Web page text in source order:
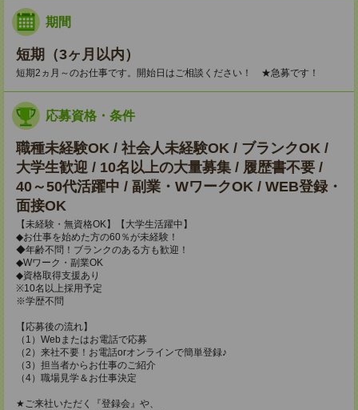
期間
短期（3ヶ月以内）
短期2ヵ月～のお仕事です。開始日はご相談ください！ ★急募です！
応募資格・条件
職種未経験OK / 社会人未経験OK / ブランクOK /
大学生歓迎 / 10名以上の大量募集 / 履歴書不要 /
40～50代活躍中 / 副業・WワークOK / WEB登録・
面接OK
【未経験・無資格OK】【大学生活躍中】
◆お仕事を始めた方の60％が未経験！
◆年齢不問！ブランクのある方も歓迎！
◆Wワーク・副業OK
◆資格取得支援あり
※10名以上採用予定
※学歴不問
【応募後の流れ】
（1）Webまたはお電話で応募
（2）来社不要！お電話orオンラインで簡単登録♪
（3）担当者からお仕事のご紹介
（4）職場見学＆お仕事決定
★ご来社いただく『登録会』や、